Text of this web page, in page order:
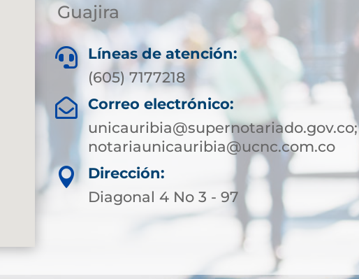
Guajira

Líneas de atención:
(605) 7177218
 Correo electrónico:
unicauribia@supernotariado.gov.co;
notariaunicauribia@ucnc.com.co

Dirección:
Diagonal 4 No 3 - 97